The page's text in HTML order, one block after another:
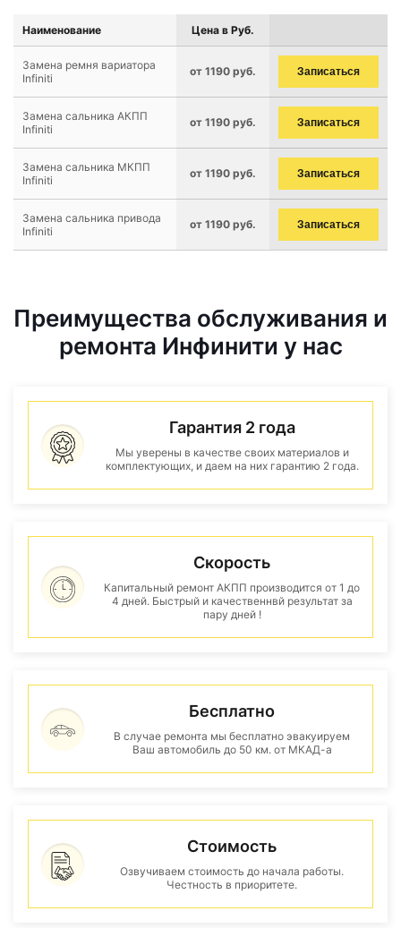
Наименование Цена в Руб.
Замена ремня вариатора
Infiniti
от 1190 руб. Записаться
Замена сальника АКПП
Infiniti
от 1190 руб. Записаться
Замена сальника МКПП
Infiniti
от 1190 руб. Записаться
Замена сальника привода
Infiniti
от 1190 руб. Записаться
Преимущества обслуживания и
ремонта Инфинити у нас
Гарантия 2 года
Мы уверены в качестве своих материалов и
комплектующих, и даем на них гарантию 2 года.
Скорость
Капитальный ремонт АКПП производится от 1 до
4 дней. Быстрый и качественнвй результат за
пару дней !
Бесплатно
В случае ремонта мы бесплатно эвакуируем
Ваш автомобиль до 50 км. от МКАД-а
Стоимость
Озвучиваем стоимость до начала работы.
Честность в приоритете.